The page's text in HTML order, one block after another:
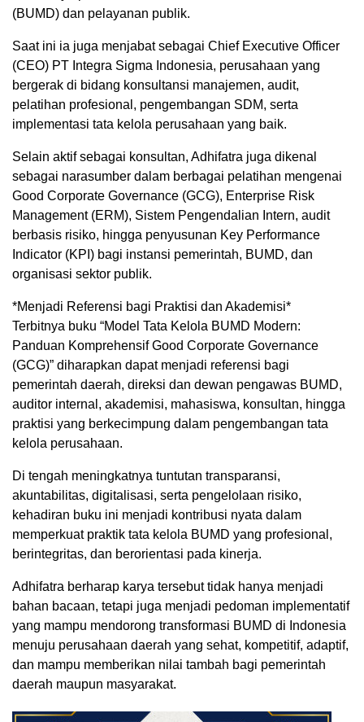
(BUMD) dan pelayanan publik.
Saat ini ia juga menjabat sebagai Chief Executive Officer
(CEO) PT Integra Sigma Indonesia, perusahaan yang
bergerak di bidang konsultansi manajemen, audit,
pelatihan profesional, pengembangan SDM, serta
implementasi tata kelola perusahaan yang baik.
Selain aktif sebagai konsultan, Adhifatra juga dikenal
sebagai narasumber dalam berbagai pelatihan mengenai
Good Corporate Governance (GCG), Enterprise Risk
Management (ERM), Sistem Pengendalian Intern, audit
berbasis risiko, hingga penyusunan Key Performance
Indicator (KPI) bagi instansi pemerintah, BUMD, dan
organisasi sektor publik.
*Menjadi Referensi bagi Praktisi dan Akademisi*
Terbitnya buku “Model Tata Kelola BUMD Modern:
Panduan Komprehensif Good Corporate Governance
(GCG)” diharapkan dapat menjadi referensi bagi
pemerintah daerah, direksi dan dewan pengawas BUMD,
auditor internal, akademisi, mahasiswa, konsultan, hingga
praktisi yang berkecimpung dalam pengembangan tata
kelola perusahaan.
Di tengah meningkatnya tuntutan transparansi,
akuntabilitas, digitalisasi, serta pengelolaan risiko,
kehadiran buku ini menjadi kontribusi nyata dalam
memperkuat praktik tata kelola BUMD yang profesional,
berintegritas, dan berorientasi pada kinerja.
Adhifatra berharap karya tersebut tidak hanya menjadi
bahan bacaan, tetapi juga menjadi pedoman implementatif
yang mampu mendorong transformasi BUMD di Indonesia
menuju perusahaan daerah yang sehat, kompetitif, adaptif,
dan mampu memberikan nilai tambah bagi pemerintah
daerah maupun masyarakat.